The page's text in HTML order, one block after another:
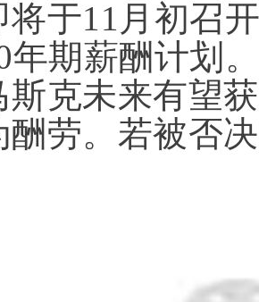
将于11月初召
年期薪酬计划
斯克未来有望
酬劳。若被否